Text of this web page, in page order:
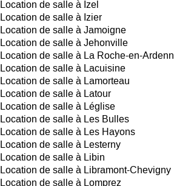
Location de salle à Izel
Location de salle à Izier
Location de salle à Jamoigne
Location de salle à Jehonville
Location de salle à La Roche-en-
Location de salle à Lacuisine
Location de salle à Lamorteau
Location de salle à Latour
Location de salle à Léglise
Location de salle à Les Bulles
Location de salle à Les Hayons
Location de salle à Lesterny
Location de salle à Libin
Location de salle à Libramont-Chevigny
Location de salle à Lomprez